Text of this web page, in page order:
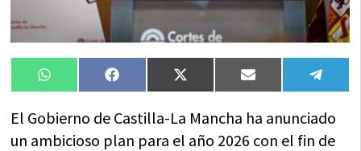
Compartir
en
WhatsAppCompartir
en
FacebookCompartir
en
X
(Twitter)
Compartir
en
Email
en
El Gobierno de Castilla-La Mancha ha anunciado
un ambicioso plan para el año 2026 con el fin de